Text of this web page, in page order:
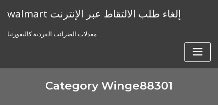
walmart إلغاء طلب الالتقاط عبر الإنترنت
معدلات الضرائب الفردية كاليفورنيا
Category Winge88301